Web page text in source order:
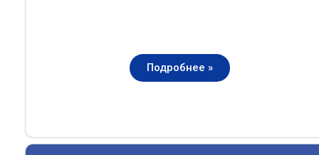
Подробнее »